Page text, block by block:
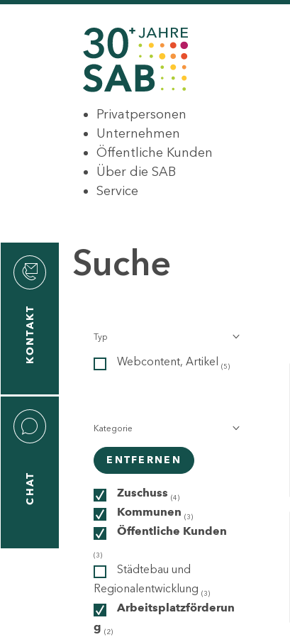
Privatpersonen
Unternehmen
Öffentliche Kunden
Über die SAB
Service
KONTAKT
CHAT
Suche
Typ
Webcontent, Artikel (5)
Kategorie
ENTFERNEN
Zuschuss (4)
Kommunen (3)
Öffentliche Kunden
(3)
Städtebau und
Regionalentwicklung (3)
Arbeitsplatzförderun
g (2)